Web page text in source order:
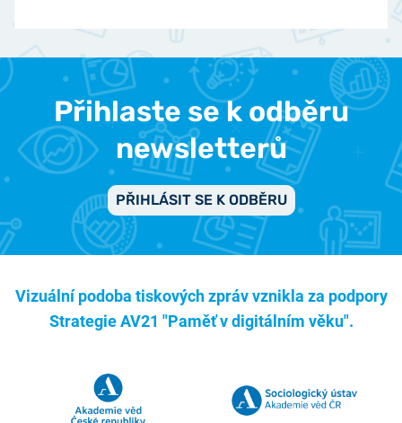
Přihlaste se k odběru
newsletterů
PŘIHLÁSIT SE K ODBĚRU
Vizuální podoba tiskových zpráv vznikla za podpory
Strategie AV21 "Paměť v digitálním věku".